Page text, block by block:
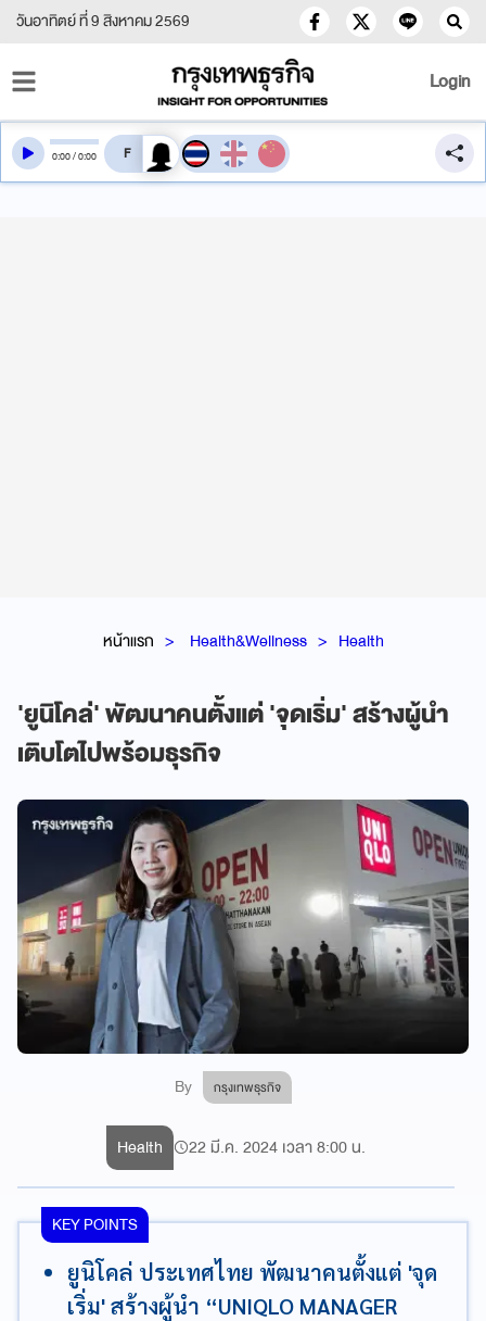
วันอาทิตย์ ที่ 9 สิงหาคม 2569
Login
หน้าแรก Health&Wellness Health
'ยูนิโคล่' พัฒนาคนตั้งแต่ 'จุดเริ่ม' สร้างผู้นำ
เติบโตไปพร้อมธุรกิจ
By กรุงเทพธุรกิจ
0:00/0:00 สลับเสียงอ่าน
Health 22 มี.ค. 2024 เวลา 8:00 น.
KEY POINTS
ยูนิโคล่ ประเทศไทย พัฒนาคนตั้งแต่ 'จุด
เริ่ม' สร้างผู้นำ “UNIQLO MANAGER